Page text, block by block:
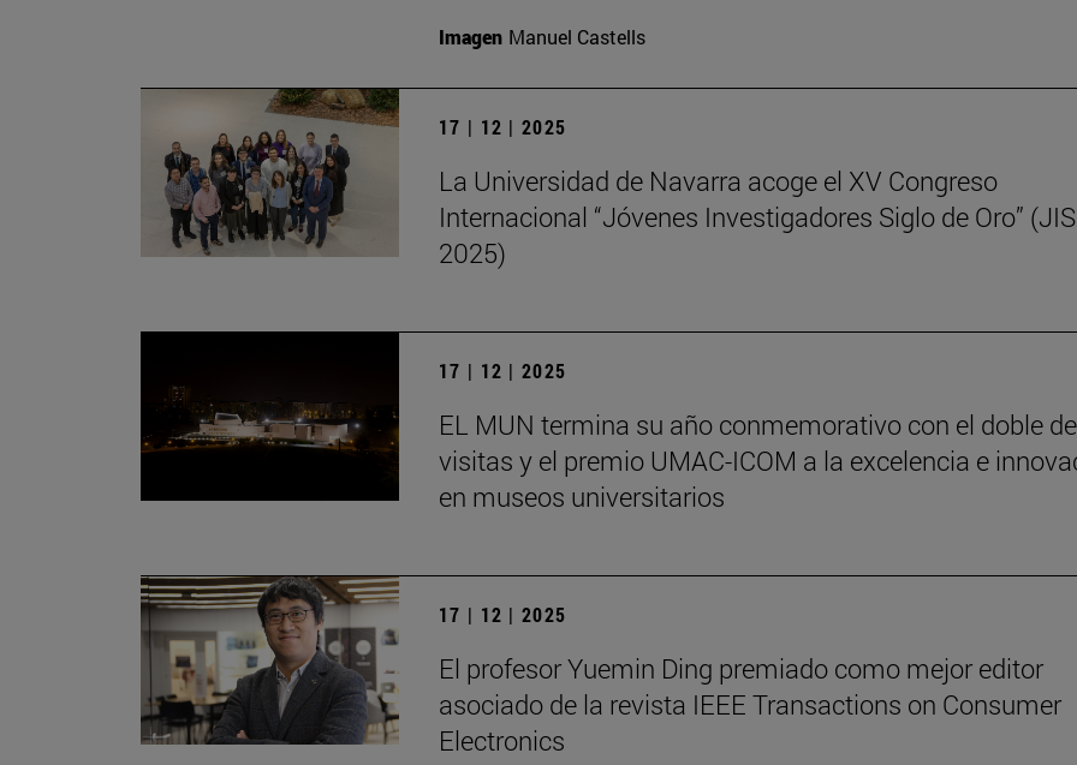
Imagen Manuel Castells
17 | 12 | 2025
La Universidad de Navarra acoge el XV Congreso
Internacional “Jóvenes Investigadores Siglo de Oro”
2025)
17 | 12 | 2025
EL MUN termina su año conmemorativo con el doble de
visitas y el premio UMAC-ICOM a la excelencia e
en museos universitarios
17 | 12 | 2025
El profesor Yuemin Ding premiado como mejor editor
asociado de la revista IEEE Transactions on Consumer
Electronics